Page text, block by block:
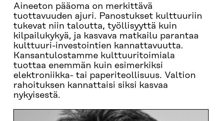
Aineeton pääoma on merkittävä
tuottavuuden ajuri. Panostukset kulttuuriin
tukevat niin taloutta, työllisyyttä kuin
kilpailukykyä, ja kasvava matkailu parantaa
kulttuuri-investointien kannattavuutta.
Kansantulostamme kulttuuritoimiala
tuottaa enemmän kuin esimerkiksi
elektroniikka- tai paperiteollisuus. Valtion
rahoituksen kannattaisi siksi kasvaa
nykyisestä.